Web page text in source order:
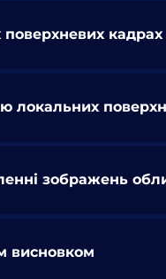
поверхневих
локальних
зображень
висновком